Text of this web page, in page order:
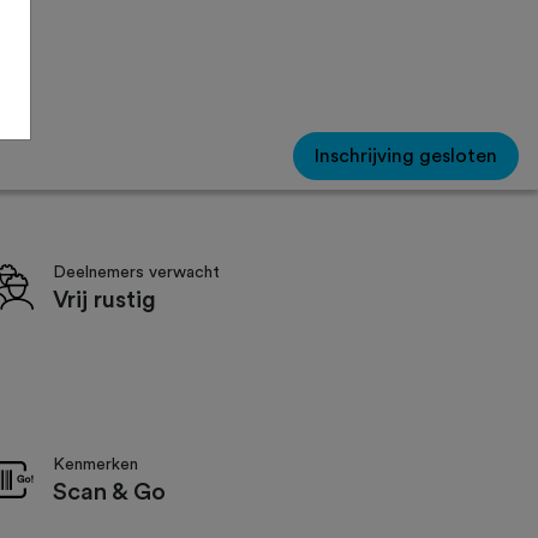
Inschrijving gesloten
Deelnemers verwacht
Vrij rustig
Kenmerken
Scan & Go